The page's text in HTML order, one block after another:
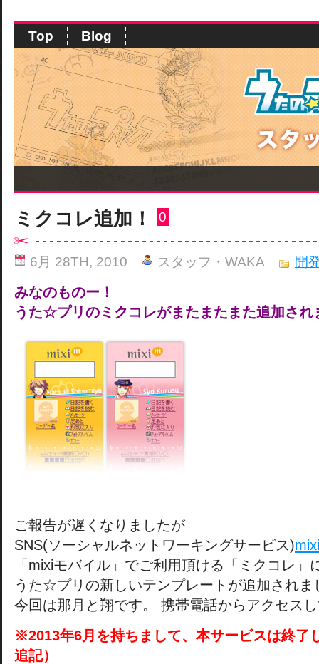
Top Blog
ミクコレ追加！ 0
6月 28TH, 2010 スタッフ・WAKA 開
みなのものー！
うた☆プリのミクコレがまたまたまた追加され
ご報告が遅くなりましたが
SNS(ソーシャルネットワーキングサービス)mixi
「mixiモバイル」でご利用頂ける「ミクコレ」
うた☆プリの新しいテンプレートが追加されま
今回は那月と翔です。 携帯電話からアクセス
※2013年6月を持ちまして、本サービスは終了
追記）